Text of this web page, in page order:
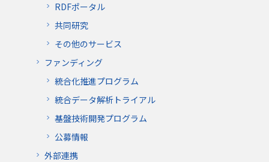
RDFポータル
共同研究
その他のサービス
ファンディング
統合化推進プログラム
統合データ解析トライアル
基盤技術開発プログラム
公募情報
外部連携